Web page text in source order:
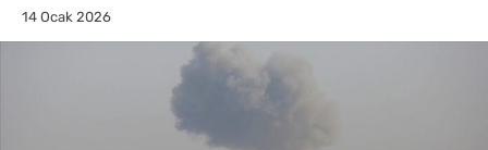
14 Ocak 2026